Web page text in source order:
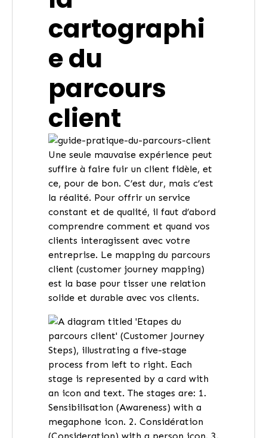
cartographi
e du
parcours
client
Une seule mauvaise expérience peut
suffire à faire fuir un client fidèle, et
ce, pour de bon. C’est dur, mais c’est
la réalité. Pour offrir un service
constant et de qualité, il faut d’abord
comprendre comment et quand vos
clients interagissent avec votre
entreprise. Le mapping du parcours
client (customer journey mapping)
est la base pour tisser une relation
solide et durable avec vos clients.